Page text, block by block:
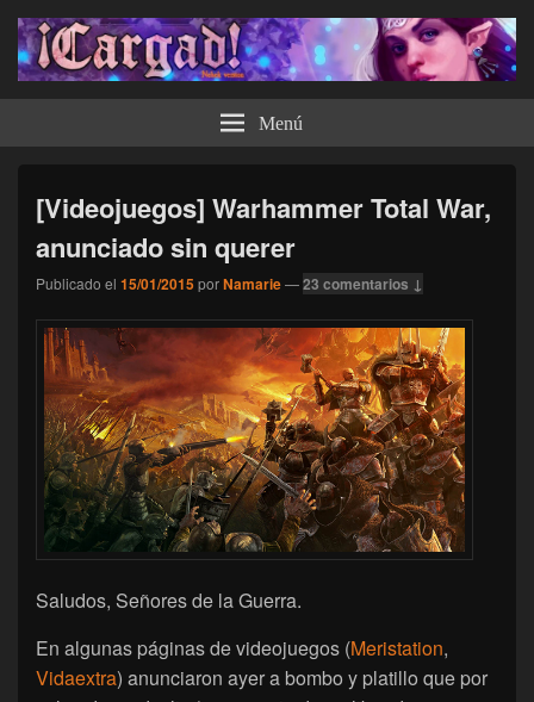
¡Cargad! Menú
[Videojuegos] Warhammer Total War,
anunciado sin querer
Publicado el 15/01/2015porNamarie—23 comentarios ↓
Saludos, Señores de la Guerra.
En algunas páginas de videojuegos (Meristation,
Vidaextra) anunciaron ayer a bombo y platillo que por